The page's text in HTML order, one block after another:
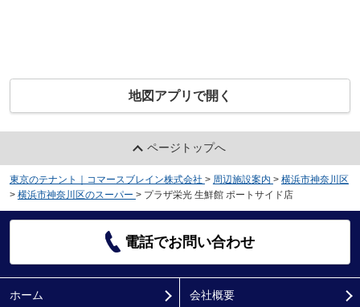
地図アプリで開く
ページトップへ
東京のテナント｜コマースブレイン株式会社 > 周辺施設案内 > 横浜市神奈川区
> 横浜市神奈川区のスーパー > プラザ栄光 生鮮館 ポートサイド店
電話でお問い合わせ
ホーム 会社概要